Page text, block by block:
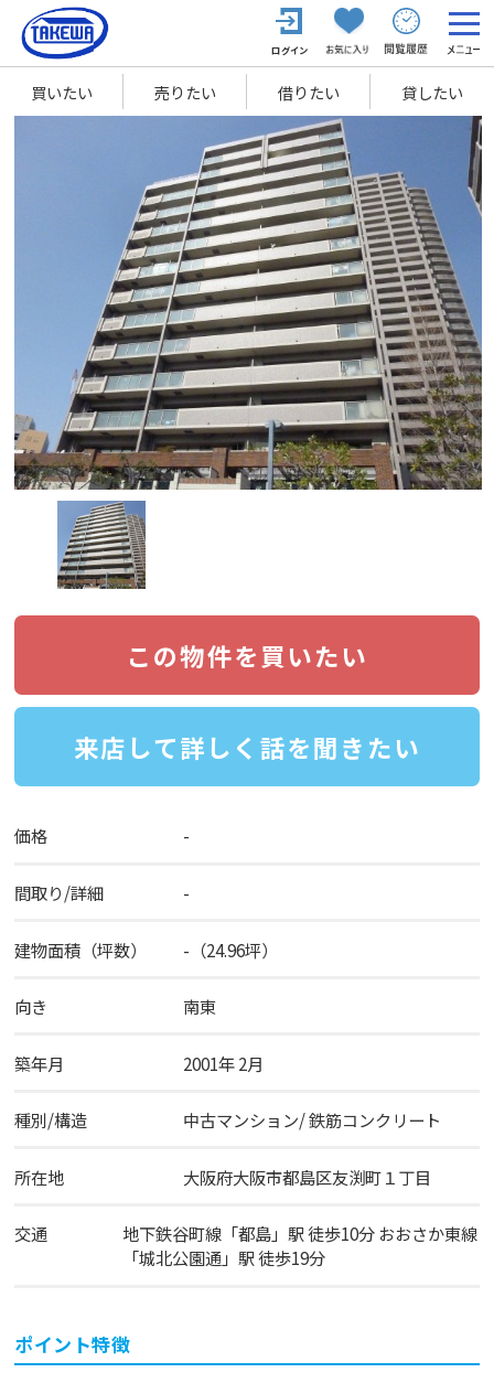
買いたい 売りたい 借りたい 貸したい
この物件を買いたい
来店して詳しく話を聞きたい
価格 -
間取り/詳細 -
建物面積（坪数） -（24.96坪）
向き 南東
築年月 2001年 2月
種別/構造 中古マンション/ 鉄筋コンクリート
所在地 大阪府大阪市都島区友渕町１丁目
交通 地下鉄谷町線「都島」駅 徒歩10分 おおさか東線
「城北公園通 」駅 徒歩19分
ポイント特徴